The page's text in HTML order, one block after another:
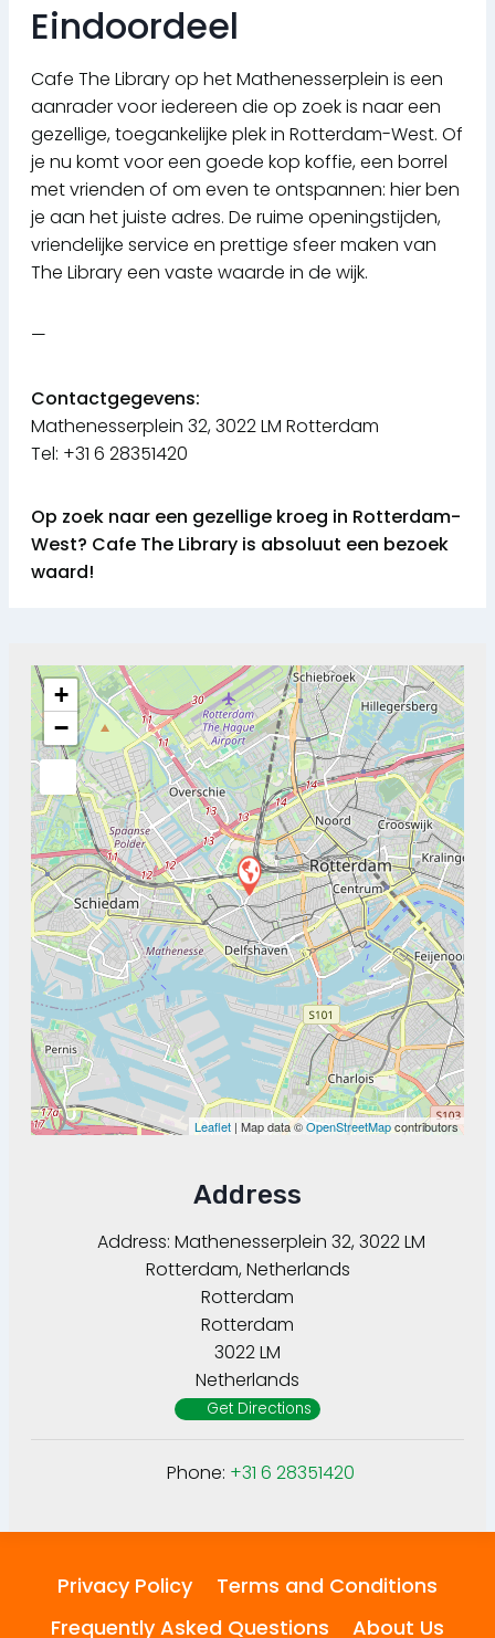
Eindoordeel
Cafe The Library op het Mathenesserplein is een
aanrader voor iedereen die op zoek is naar een
gezellige, toegankelijke plek in Rotterdam-West. Of
je nu komt voor een goede kop koffie, een borrel
met vrienden of om even te ontspannen: hier ben
je aan het juiste adres. De ruime openingstijden,
vriendelijke service en prettige sfeer maken van
The Library een vaste waarde in de wijk.
—
Contactgegevens:
Mathenesserplein 32, 3022 LM Rotterdam
Tel: +31 6 28351420
Op zoek naar een gezellige kroeg in Rotterdam-
West? Cafe The Library is absoluut een bezoek
waard!
+
−
Leaflet | Map data ©OpenStreetMapcontributors
Address
Address: Mathenesserplein 32, 3022 LM
Rotterdam, Netherlands
Rotterdam
Rotterdam
3022 LM
Netherlands
Get Directions
Phone: +31 6 28351420
Privacy Policy
Terms and Conditions
Frequently Asked Questions
About Us